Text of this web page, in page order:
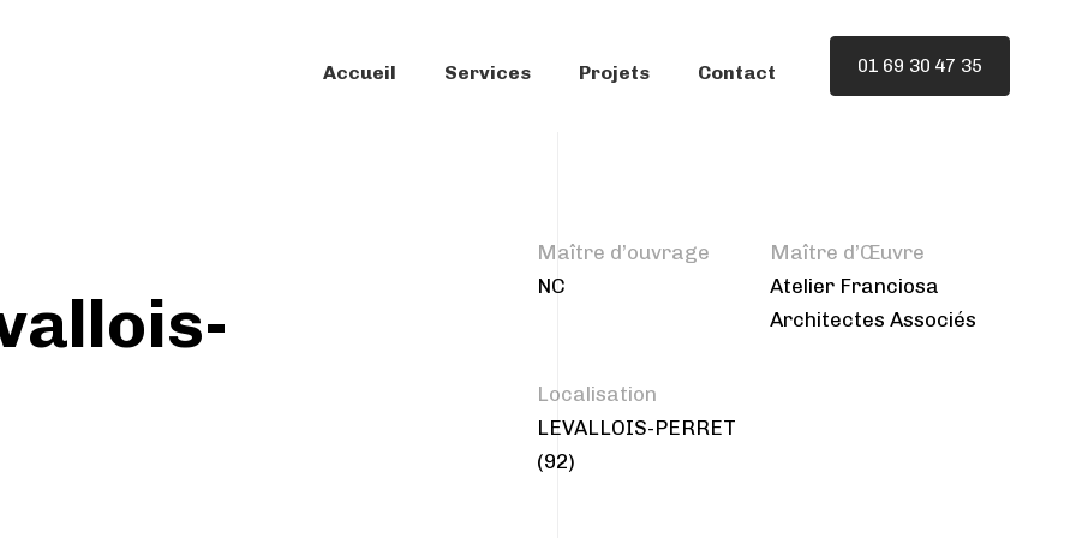
Accueil Services Projets Contact 01 69 30 47 35
Maître d’ouvrage
NC
Maître d’Œuvre
Atelier Franciosa
Architectes Associés
Localisation
LEVALLOIS-PERRET
(92)